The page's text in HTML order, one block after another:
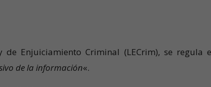
Enjuiciamiento Criminal (LECrim), se regula
de la información«.